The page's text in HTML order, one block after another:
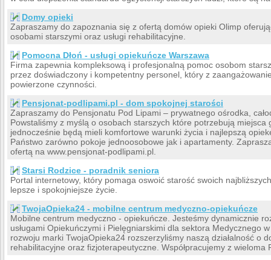
Domy opieki
Zapraszamy do zapoznania się z ofertą domów opieki Olimp
osobami starszymi oraz usługi rehabilitacyjne.
Pomocna Dłoń - usługi opiekuńcze Warszawa
Firma zapewnia kompleksową i profesjonalną pomoc osobom
przez doświadczony i kompetentny personel, który z
powierzone czynności.
Pensjonat-podlipami.pl - dom spokojnej starości
Zapraszamy do Pensjonatu Pod Lipami – prywatnego ośrodka,
Powstaliśmy z myślą o osobach starszych które potrzebują miejsca
jednocześnie będą mieli komfortowe warunki życia i najlepszą
Państwo zarówno pokoje jednoosobowe jak i apartamenty.
ofertą na www.pensjonat-podlipami.pl.
Starsi Rodzice - poradnik seniora
Portal internetowy, który pomaga oswoić starość swoich
lepsze i spokojniejsze życie.
TwojaOpieka24 - mobilne centrum medyczno-opiekuńcze
Mobilne centrum medyczno - opiekuńcze. Jesteśmy dynamicznie
usługami Opiekuńczymi i Pielęgniarskimi dla sektora Medycznego
rozwoju marki TwojaOpieka24 rozszerzyliśmy naszą działalność o
rehabilitacyjne oraz fizjoterapeutyczne. Współpracujemy z